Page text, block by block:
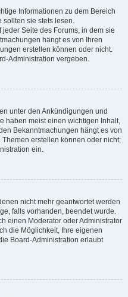
Informationen zu dem Bereich
sollten sie stets lesen.
Seite des Forums, in dem sie
hängt es von Ihren
erstellen können oder nicht.
Administration vergeben.
unter den Ankündigungen und
haben meist einen wichtigen Inhalt,
Bekanntmachungen hängt es von
erstellen können oder nicht;
ein.
nicht mehr geantwortet werden
falls vorhanden, beendet wurde.
einen Moderator oder Administrator
die Möglichkeit, Ihre eigenen
Board-Administration erlaubt